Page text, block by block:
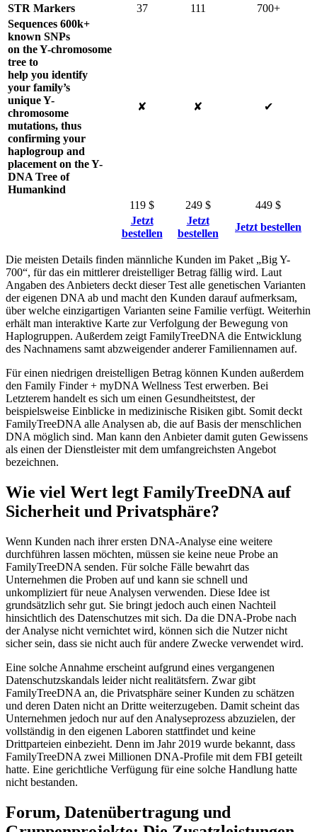
STR Markers 37 111
700+
Sequences 600k+
known SNPs
on the Y-chromosome
tree to
help you identify
your family’s
unique Y-
chromosome
mutations, thus
confirming your
haplogroup and
placement on the Y-
DNA Tree of
Humankind
✘ ✘ ✔
119 $ 249 $
449 $
Jetzt
bestellen
Jetzt
bestellen
Jetzt bestellen
Die meisten Details finden männliche Kunden im Paket „Big Y-
700“, für das ein mittlerer dreistelliger Betrag fällig wird. Laut
Angaben des Anbieters deckt dieser Test alle genetischen Varianten
der eigenen DNA ab und macht den Kunden darauf aufmerksam,
über welche einzigartigen Varianten seine Familie verfügt. Weiterhin
erhält man interaktive Karte zur Verfolgung der Bewegung von
Haplogruppen. Außerdem zeigt FamilyTreeDNA die Entwicklung
des Nachnamens samt abzweigender anderer Familiennamen auf.
Für einen niedrigen dreistelligen Betrag können Kunden außerdem
den Family Finder + myDNA Wellness Test erwerben. Bei
Letzterem handelt es sich um einen Gesundheitstest, der
beispielsweise Einblicke in medizinische Risiken gibt. Somit deckt
FamilyTreeDNA alle Analysen ab, die auf Basis der menschlichen
DNA möglich sind. Man kann den Anbieter damit guten Gewissens
als einen der Dienstleister mit dem umfangreichsten Angebot
bezeichnen.
Wie viel Wert legt FamilyTreeDNA auf
Sicherheit und Privatsphäre?
Wenn Kunden nach ihrer ersten DNA-Analyse eine weitere
durchführen lassen möchten, müssen sie keine neue Probe an
FamilyTreeDNA senden. Für solche Fälle bewahrt das
Unternehmen die Proben auf und kann sie schnell und
unkompliziert für neue Analysen verwenden. Diese Idee ist
grundsätzlich sehr gut. Sie bringt jedoch auch einen Nachteil
hinsichtlich des Datenschutzes mit sich. Da die DNA-Probe nach
der Analyse nicht vernichtet wird, können sich die Nutzer nicht
sicher sein, dass sie nicht auch für andere Zwecke verwendet wird.
Eine solche Annahme erscheint aufgrund eines vergangenen
Datenschutzskandals leider nicht realitätsfern. Zwar gibt
FamilyTreeDNA an, die Privatsphäre seiner Kunden zu schätzen
und deren Daten nicht an Dritte weiterzugeben. Damit scheint das
Unternehmen jedoch nur auf den Analyseprozess abzuzielen, der
vollständig in den eigenen Laboren stattfindet und keine
Drittparteien einbezieht. Denn im Jahr 2019 wurde bekannt, dass
FamilyTreeDNA zwei Millionen DNA-Profile mit dem FBI geteilt
hatte. Eine gerichtliche Verfügung für eine solche Handlung hatte
nicht bestanden.
Forum, Datenübertragung und